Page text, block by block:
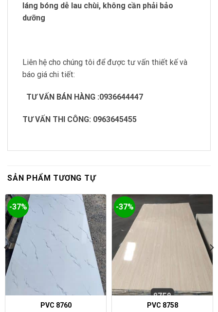
láng bóng dễ lau chùi, không cần phải bảo
dưỡng
Liên hệ cho chúng tôi để được tư vấn thiết kế và
báo giá chi tiết:
TƯ VẤN BÁN HÀNG :0936644447
TƯ VẤN THI CÔNG: 0963645455
SẢN PHẨM TƯƠNG TỰ
-37%
PVC 8760
-37%
PVC 8758